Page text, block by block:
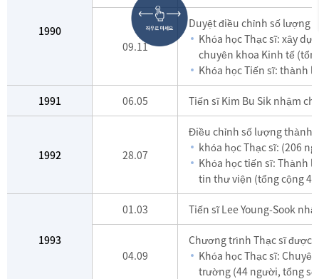
1990
09.11
Duyệt điều chỉnh số lượng
Khóa học Thạc sĩ: xây
chuyên khoa Kinh tế
Khóa học Tiến sĩ: thành
1991 06.05 Tiến sĩ Kim Bu Sik nhậm
1992 28.07
Điều chỉnh số lượng thành
khóa học Thạc sĩ: (206
Khóa học tiến sĩ: Thành
tin thư viện (tổng cộng
1993
01.03 Tiến sĩ Lee Young-Sook
04.09
Chương trình Thạc sĩ được
Khóa học Thạc sĩ:
trường (44 người, tổng